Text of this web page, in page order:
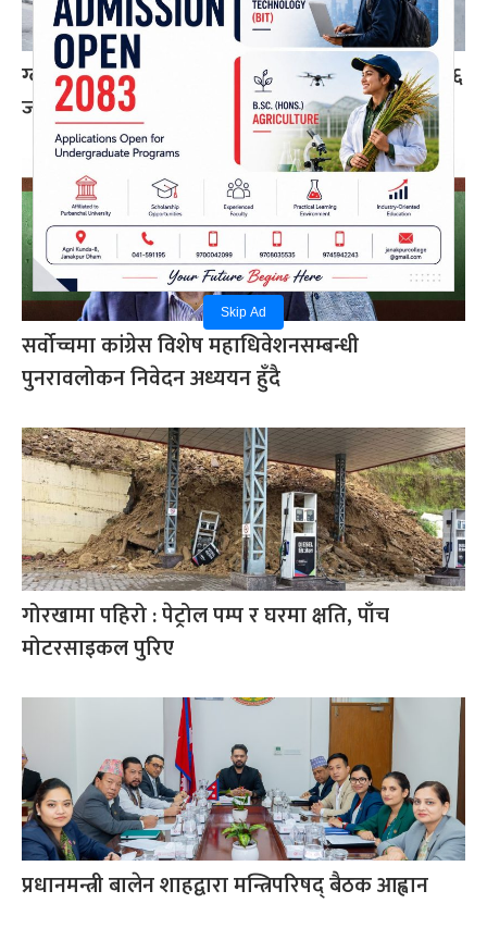
Skip Ad
ग्वार्को फ्लाईओभरमा बस दुर्घटना : एक महिलाको मृत्यु, ६
जना घाइते
सर्वोच्चमा कांग्रेस विशेष महाधिवेशनसम्बन्धी
पुनरावलोकन निवेदन अध्ययन हुँदै
गोरखामा पहिरो : पेट्रोल पम्प र घरमा क्षति, पाँच
मोटरसाइकल पुरिए
प्रधानमन्त्री बालेन शाहद्वारा मन्त्रिपरिषद् बैठक आह्वान